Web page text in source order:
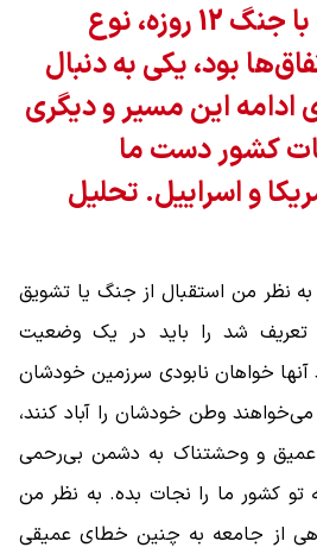
تفاوت این جنگ با جنگ 12 روزه، نوع
بود، یکی به دنبال
ادامه این مسیر و دیگری
کشور دست ما
و اسراییل. تحلیل
نظر من استقبال از جنگ یا تشویق
تعریف شد را باید در یک وضعیت
خواهان نابودی سرزمین خودشان
وطن خودشان را آباد کنند،
و وحشتناک به دشمن بی‌رحمی
تو کشور ما را نجات بده. به نظر من
از جامعه به چنین خطای عمیقی